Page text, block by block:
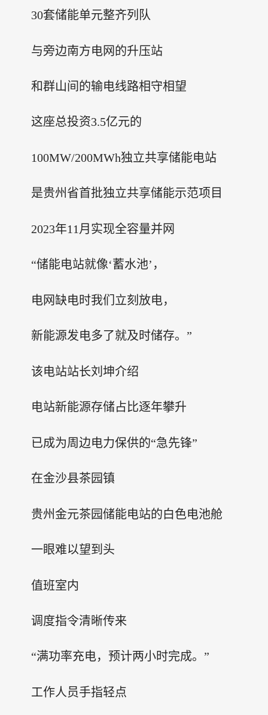
30套储能单元整齐列队
与旁边南方电网的升压站
和群山间的输电线路相守相望
这座总投资3.5亿元的
100MW/200MWh独立共享储能电站
是贵州省首批独立共享储能示范项目
2023年11月实现全容量并网
“储能电站就像‘蓄水池’，
电网缺电时我们立刻放电，
新能源发电多了就及时储存。”
该电站站长刘坤介绍
电站新能源存储占比逐年攀升
已成为周边电力保供的“急先锋”
在金沙县茶园镇
贵州金元茶园储能电站的白色电池舱
一眼难以望到头
值班室内
调度指令清晰传来
“满功率充电，预计两小时完成。”
工作人员手指轻点